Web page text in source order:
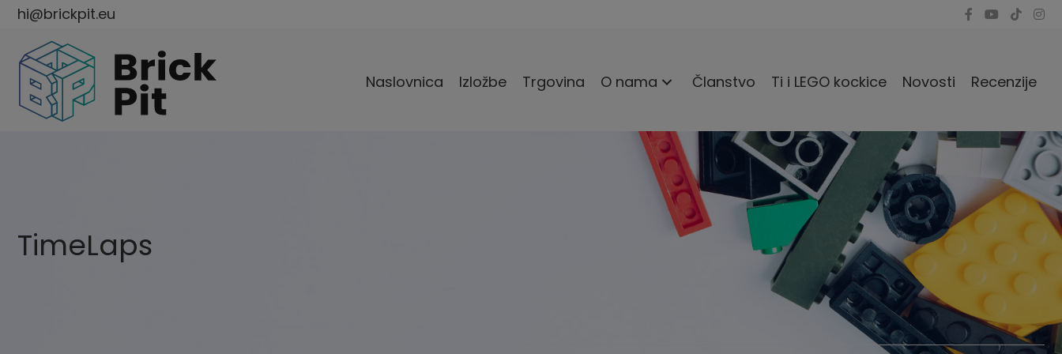
hi@brickpit.eu
Naslovnica Izložbe Trgovina O nama Članstvo Ti i LEGO kockice Novosti Recenzije
TimeLaps